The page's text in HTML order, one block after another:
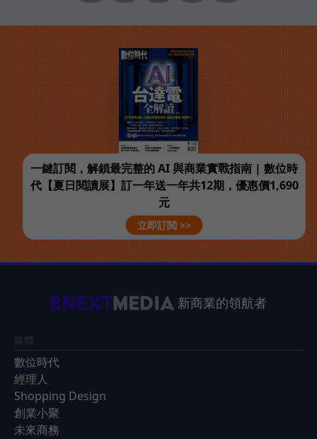
一鍵訂閱，解鎖最完整的 AI 與商業實戰指南 | 數位時
代【夏日閱讀展】訂一年送一年共12期，優惠價1,690
元
立即訂閱 >>
新商業的領航者
媒體
數位時代
經理人
Shopping Design
創業小聚
未來商務